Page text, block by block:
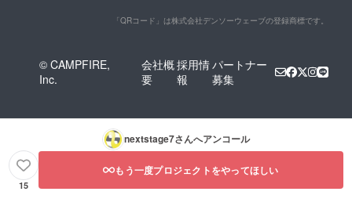
「QRコード」は株式会社デンソーウェーブの登録商標です。
© CAMPFIRE,
Inc.
会社概
要
採用情
報
パートナー
募集
nextstage7さんへアンコール
15
もう一度プロジェクトをやってほしい